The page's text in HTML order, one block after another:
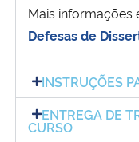
Ministério de Minas e Energia
Ministério do Meio Ambiente
Ministério do Turismo
Mais informações
Defesas de
INSTRUÇÕES
ENTREGA DE
CURSO